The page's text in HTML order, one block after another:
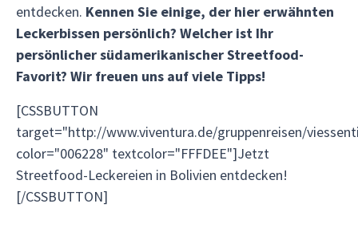
entdecken. Kennen Sie einige, der hier erwähnten
Leckerbissen persönlich? Welcher ist Ihr
persönlicher südamerikanischer Streetfood-
Favorit? Wir freuen uns auf viele Tipps!
[CSSBUTTON
target="http://www.viventura.de/gruppenreisen/
color="006228" textcolor="FFFDEE"]Jetzt
Streetfood-Leckereien in Bolivien entdecken!
[/CSSBUTTON]